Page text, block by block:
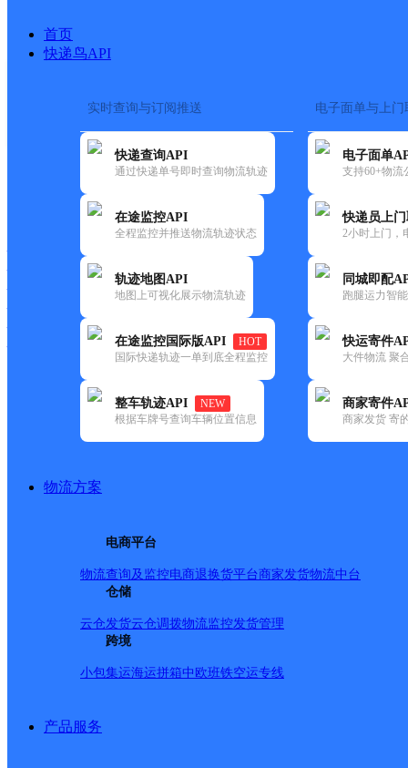
首页
快递鸟API
实时查询与订阅推送
快递查询API
通过快递单号即时查询物流轨迹
在途监控API
全程监控并推送物流轨迹状态
轨迹地图API
地图上可视化展示物流轨迹
在途监控国际版API
HOT
国际快递轨迹一单到底全程监控
整车轨迹API
NEW
根据车牌号查询车辆位置信息
电子面单与上门
电子面单
支持60+物流
快递员上
2小时上门，
同城即配
跑腿运力智
快运寄件
大件物流 聚
商家寄件
商家发货 寄
物流方案
电商平台
物流查询及监控电商退换货平台商家发货物流中台
仓储
云仓发货云仓调拨物流监控发货管理
跨境
小包集运海运拼箱中欧班铁空运专线
产品服务
快递大全 > 快递网点
快递大全 快运大全
城市：赣州市 ✕ 快递：申通快递 ✕ 地区：龙南市 ✕ 清
国内(379) 圆通速递(41)
申通快递,龙南市,赣州市,
江西龙南公司
申通快递 更多号码
交汇处